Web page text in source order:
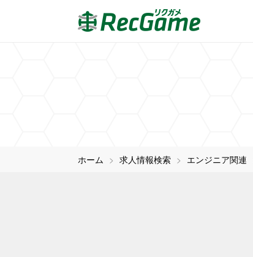
ホーム 求人情報検索 エンジニア関連